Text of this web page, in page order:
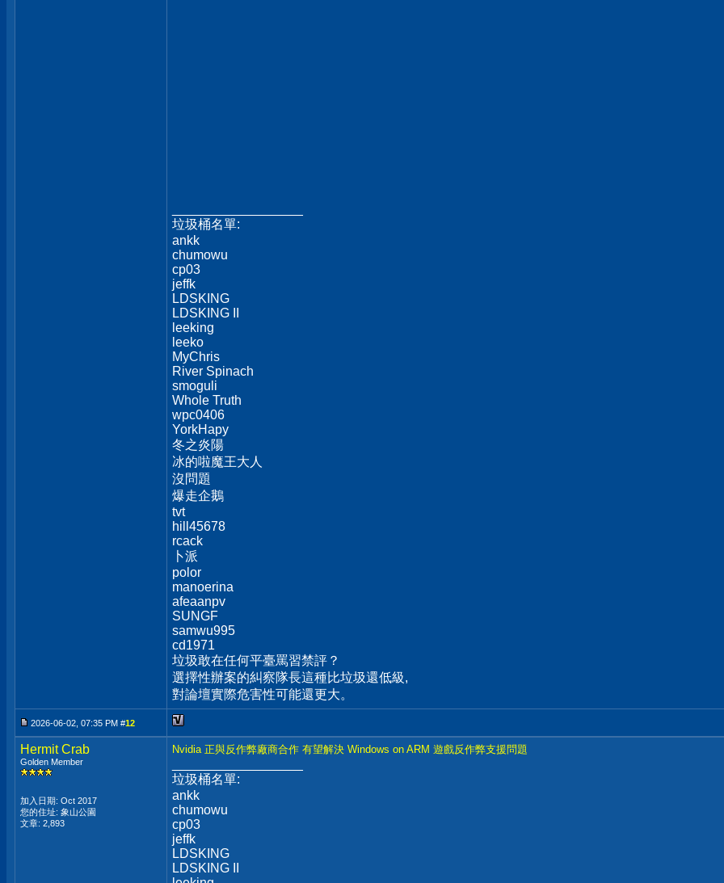
垃圾桶名單:
ankk
chumowu
cp03
jeffk
LDSKING
LDSKING II
leeking
leeko
MyChris
River Spinach
smoguli
Whole Truth
wpc0406
YorkHapy
冬之炎陽
冰的啦魔王大人
沒問題
爆走企鵝
tvt
hill45678
rcack
卜派
polor
manoerina
afeaanpv
SUNGF
samwu995
cd1971
垃圾敢在任何平臺罵習禁評？
選擇性辦案的糾察隊長這種比垃圾還低級,
對論壇實際危害性可能還更大。
2026-06-02, 07:35 PM #12
Hermit Crab
Golden Member
加入日期: Oct 2017
您的住址: 象山公園
文章: 2,893
Nvidia 正與反作弊廠商合作 有望解決 Windows on ARM 遊戲反作弊支援問題
垃圾桶名單:
ankk
chumowu
cp03
jeffk
LDSKING
LDSKING II